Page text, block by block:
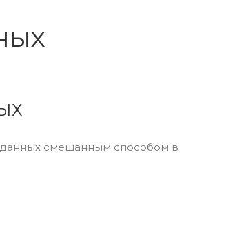
данных смешанным способом в